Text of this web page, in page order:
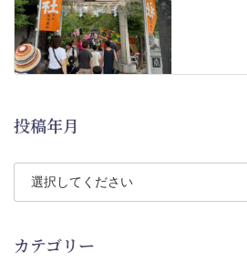
投稿年月
カテゴリー